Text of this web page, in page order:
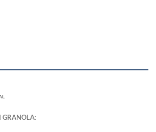
GRANOLA: